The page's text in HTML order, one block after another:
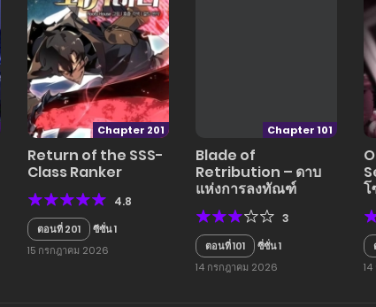
Chapter 201
Return of the SSS-
Class Ranker
4.8
ตอนที่ 201
ซีซั่น 1
15 กรกฎาคม 2026
Chapter 101
Blade of
Retribution – ดาบ
แห่งการลงทัณฑ์
3
ตอนที่ 101
ซี่ซั่น 1
14 กรกฎาคม 2026